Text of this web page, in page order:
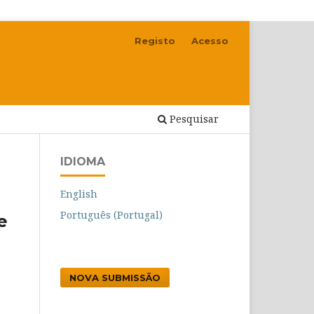
Pesquisar
Registo Acesso
IDIOMA
English
Português (Portugal)
NOVA SUBMISSÃO